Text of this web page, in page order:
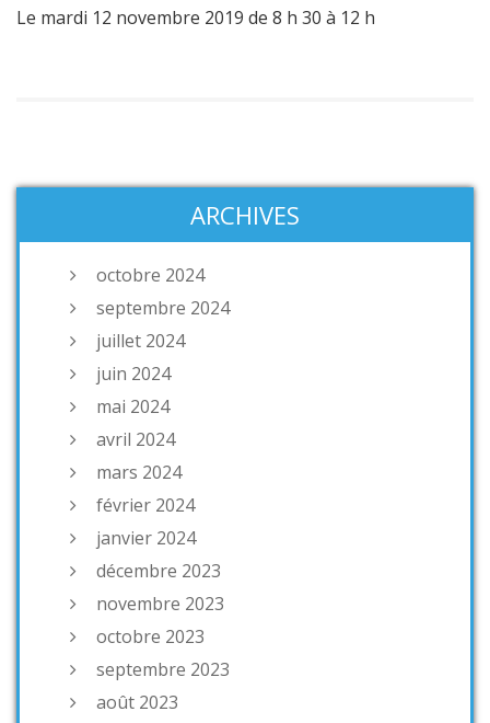
Le mardi 12 novembre 2019 de 8 h 30 à 12 h
ARCHIVES
octobre 2024
septembre 2024
juillet 2024
juin 2024
mai 2024
avril 2024
mars 2024
février 2024
janvier 2024
décembre 2023
novembre 2023
octobre 2023
septembre 2023
août 2023